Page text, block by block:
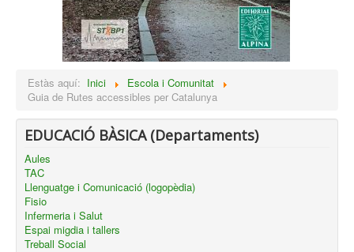
Estàs aquí: Inici
Escola i Comunitat
Guia de Rutes accessibles per Catalunya
EDUCACIÓ BÀSICA (Departaments)
Aules
TAC
Llenguatge i Comunicació (logopèdia)
Fisio
Infermeria i Salut
Espai migdia i tallers
Treball Social